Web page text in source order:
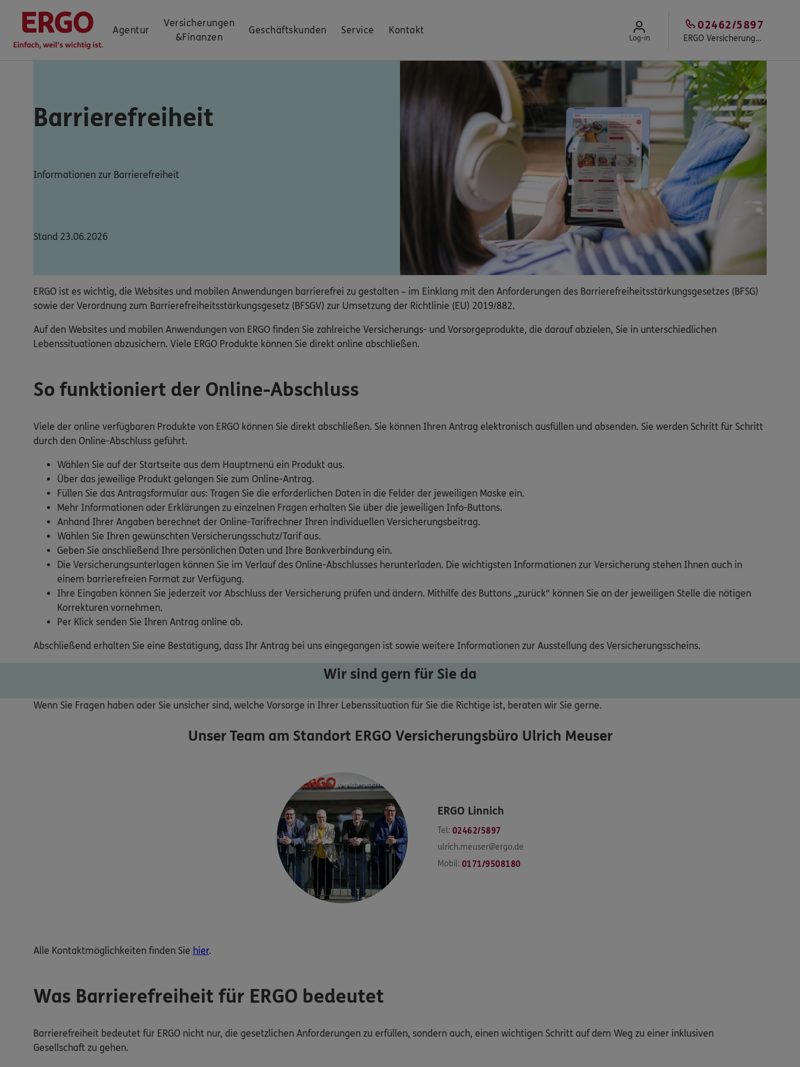
Agentur
Versicherungen
&Finanzen
Geschäftskunden Service Kontakt
Log-in ERGO Versicherungsbüro Ulrich Meuser
02462/5897
Barrierefreiheit
Informationen zur Barrierefreiheit
Stand 23.06.2026
ERGO ist es wichtig, die Websites und mobilen Anwendungen barrierefrei zu gestalten – im Einklang mit den Anforderungen des Barrierefreiheitsstärkungsgesetzes (BFSG)
sowie der Verordnung zum Barrierefreiheitsstärkungsgesetz (BFSGV) zur Umsetzung der Richtlinie (EU) 2019/882.
Auf den Websites und mobilen Anwendungen von ERGO finden Sie zahlreiche Versicherungs- und Vorsorgeprodukte, die darauf abzielen, Sie in unterschiedlichen
Lebenssituationen abzusichern. Viele ERGO Produkte können Sie direkt online abschließen.
So funktioniert der Online-Abschluss
Viele der online verfügbaren Produkte von ERGO können Sie direkt abschließen. Sie können Ihren Antrag elektronisch ausfüllen und absenden. Sie werden Schritt für Schritt
durch den Online-Abschluss geführt.
Wählen Sie auf der Startseite aus dem Hauptmenü ein Produkt aus.
Über das jeweilige Produkt gelangen Sie zum Online-Antrag.
Füllen Sie das Antragsformular aus: Tragen Sie die erforderlichen Daten in die Felder der jeweiligen Maske ein.
Mehr Informationen oder Erklärungen zu einzelnen Fragen erhalten Sie über die jeweiligen Info-Buttons.
Anhand Ihrer Angaben berechnet der Online-Tarifrechner Ihren individuellen Versicherungsbeitrag.
Wählen Sie Ihren gewünschten Versicherungsschutz/Tarif aus.
Geben Sie anschließend Ihre persönlichen Daten und Ihre Bankverbindung ein.
Die Versicherungsunterlagen können Sie im Verlauf des Online-Abschlusses herunterladen. Die wichtigsten Informationen zur Versicherung stehen Ihnen auch in
einem barrierefreien Format zur Verfügung.
Ihre Eingaben können Sie jederzeit vor Abschluss der Versicherung prüfen und ändern. Mithilfe des Buttons „zurück“ können Sie an der jeweiligen Stelle die nötigen
Korrekturen vornehmen.
Per Klick senden Sie Ihren Antrag online ab.
Abschließend erhalten Sie eine Bestätigung, dass Ihr Antrag bei uns eingegangen ist sowie weitere Informationen zur Ausstellung des Versicherungsscheins.
Wir sind gern für Sie da
Wenn Sie Fragen haben oder Sie unsicher sind, welche Vorsorge in Ihrer Lebenssituation für Sie die Richtige ist, beraten wir Sie gerne.
Unser Team am Standort ERGO Versicherungsbüro Ulrich Meuser
ERGO Linnich
Tel: 02462/5897
ulrich.meuser@ergo.de
Mobil: 0171/9508180
Alle Kontaktmöglichkeiten finden Sie hier.
Was Barrierefreiheit für ERGO bedeutet
Barrierefreiheit bedeutet für ERGO nicht nur, die gesetzlichen Anforderungen zu erfüllen, sondern auch, einen wichtigen Schritt auf dem Weg zu einer inklusiven
Gesellschaft zu gehen.